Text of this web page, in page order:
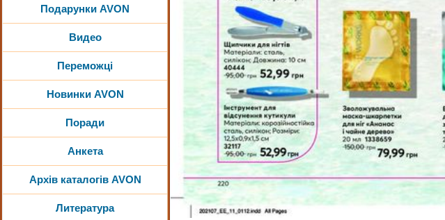
Подарунки AVON
Видео
Переможці
Новинки AVON
Поради
Анкета
Архів каталогів AVON
Литература